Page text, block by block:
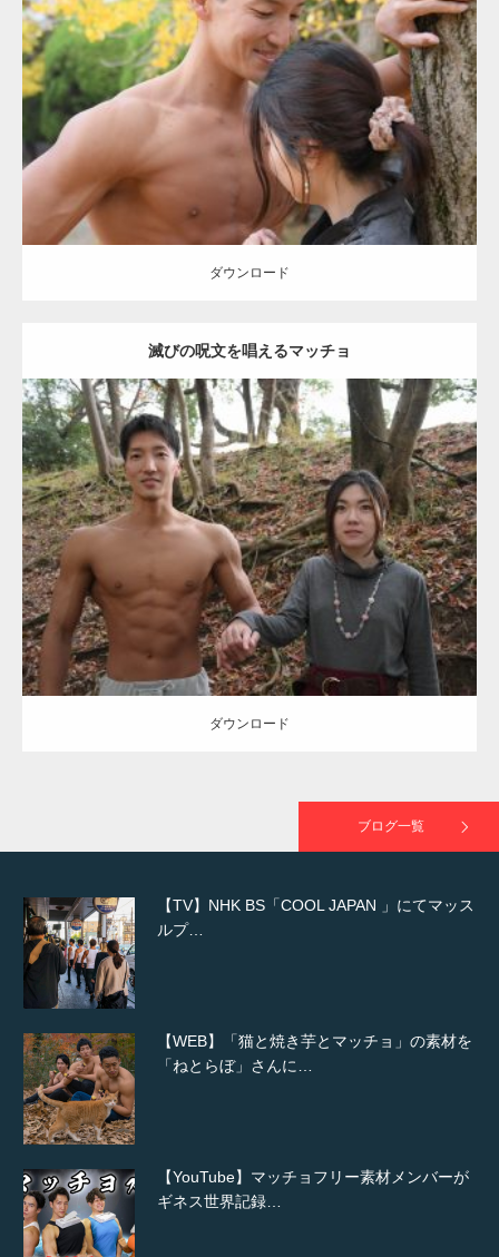
Update: 2021.07.8
Category:公園のマッチョ その他 AKIHITO(細マッチョ) 大胸筋 肩 腹
筋
ダウンロード
滅びの呪文を唱えるマッチョ
Update:2021.07.8
Category:公園のマッチョ その他 AKIHITO(細マッチョ) 大胸筋 腹筋
ダウンロード
ダウンロード
ブログ一覧
【YouTube】マッチョフリー素材メンバーが
ギネス世界記録…
【TV】TBS番組「ひるおび」にてマッスルプ
ラスが紹介されま…
TOKYO FMラジオ番組「ONE MORNING」
で紹介さ…
NHK「所さん！事件ですよ」に取材されまし
た（6/8放送）
映画「黄金泥棒」へマッスルプラスメンバー
が出演
【TV】NHK BS「COOL JAPAN 」にてマッス
ルプ…
【WEB】「猫と焼き芋とマッチョ」の素材を
「ねとらぼ」さんに…
【YouTube】マッチョフリー素材メンバーが
ギネス世界記録…